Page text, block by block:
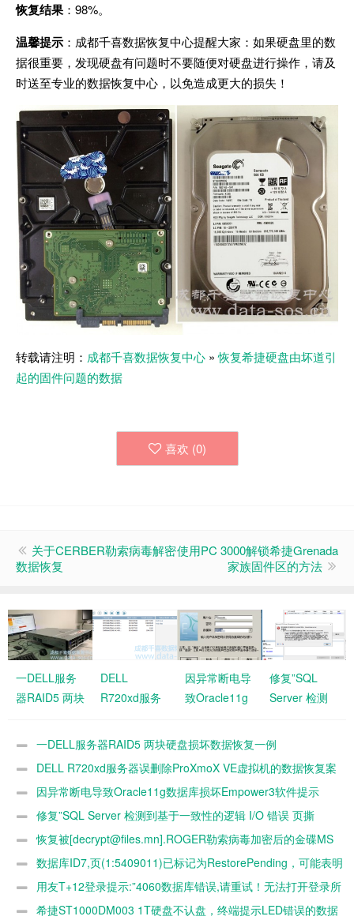
恢复结果 ：98%。
温馨提示 ：成都千喜数据恢复中心提醒大家：如果硬盘里的数
据很重要，发现硬盘有问题时不要随便对硬盘进行操作，请及
时送至专业的数据恢复中心，以免造成更大的损失！
转载请注明： 成都千喜数据恢复中心 »恢复希捷硬盘由坏道引
起的固件问题的数据
喜欢 (0)
关于CERBER勒索病毒解密
数据恢复
使用PC 3000解锁希捷Grenada
家族固件区的方法
一DELL服务
器RAID5 两块
恢复一例
DELL
R720xd服务
ProXmoX VE
恢复案例
因异常断电导
致Oracle11g
Empower3软
12541不能正
常使用
修复”SQL
Server 检测
的逻辑 I/O 错
裂…….错误
号: 824″的数
据库
一DELL服务器RAID5 两块硬盘损坏数据恢复一例
DELL R720xd服务器误删除ProXmoX VE虚拟机的数据恢复案
例
因异常断电导致Oracle11g数据库损坏Empower3软件提示
ORA-12541不能正常使用
修复”SQL Server 检测到基于一致性的逻辑 I/O 错误 页撕
裂…….错误号: 824″的数据库
恢复被[decrypt@files.mn].ROGER勒索病毒加密后的金碟MS
SQL2008 R2 MDF数据库文件
数据库ID7,页(1:5409011)已标记为RestorePending，可能表明
磁盘已损坏。要从此状态恢复，请执行还原操作。
用友T+12登录提示:”4060数据库错误,请重试！无法打开登录所
请的数据库
希捷ST1000DM003 1T硬盘不认盘，终端提示LED错误的数据